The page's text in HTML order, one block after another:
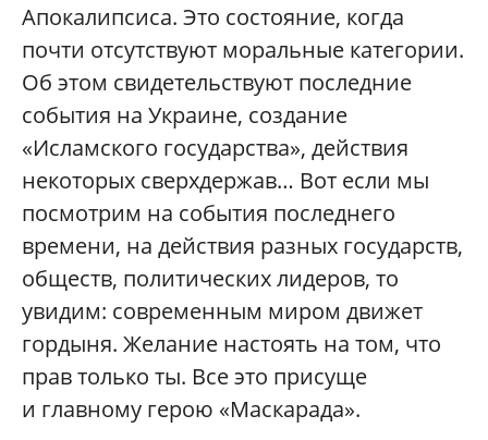
Апокалипсиса. Это состояние, когда
почти отсутствуют моральные категории.
Об этом свидетельствуют последние
события на Украине, создание
«Исламского государства», действия
некоторых сверхдержав… Вот если мы
посмотрим на события последнего
времени, на действия разных государств,
обществ, политических лидеров, то
увидим: современным миром движет
гордыня. Желание настоять на том, что
прав только ты. Все это присуще
и главному герою «Маскарада».